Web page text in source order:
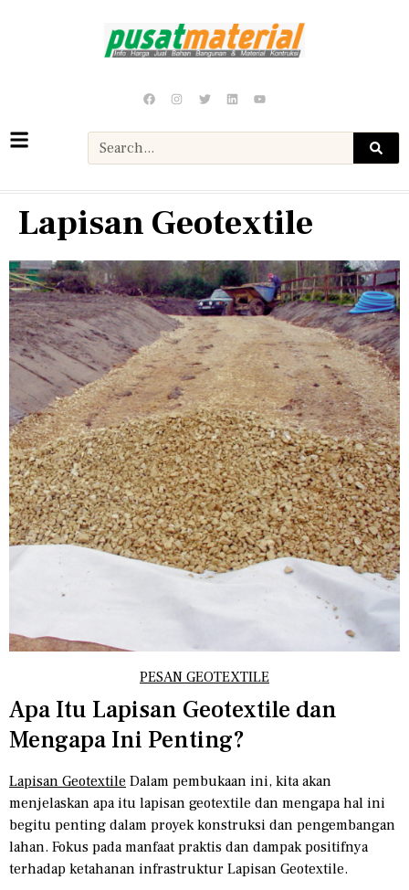
Lapisan Geotextile
PESAN GEOTEXTILE
Apa Itu Lapisan Geotextile dan
Mengapa Ini Penting?
Lapisan Geotextile Dalam pembukaan ini, kita akan
menjelaskan apa itu lapisan geotextile dan mengapa hal ini
begitu penting dalam proyek konstruksi dan pengembangan
lahan. Fokus pada manfaat praktis dan dampak positifnya
terhadap ketahanan infrastruktur Lapisan Geotextile.